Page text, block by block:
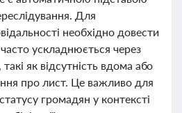
Для
необхідно довести
ускладнюється через
як відсутність вдома або
про лист. Це важливо для
громадян у контексті